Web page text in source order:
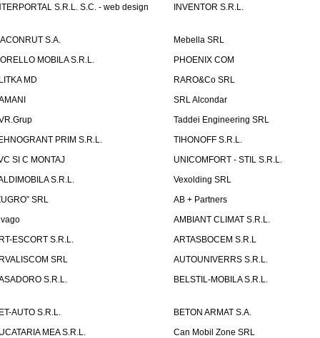
S.R.L. S.C. - web design INVENTOR S.R.L.
S.A.
Mebella SRL
MOBILA S.R.L.
PHOENIX COM
MD
RARO&Co SRL
SRL Alcondar
Taddei Engineering SRL
PRIM S.R.L.
TIHONOFF S.R.L.
SI C MONTAJ
UNICOMFORT - STIL S.R.L.
S.R.L.
Vexolding SRL
SRL
AB + Partners
AMBIANT CLIMAT S.R.L.
ESCORT S.R.L.
ARTASBOCEM S.R.L
SRL
AUTOUNIVERRS S.R.L.
S.R.L.
BELSTIL-MOBILA S.R.L.
AUTO S.R.L.
BETON ARMAT S.A.
MEA S.R.L.
Can Mobil Zone SRL